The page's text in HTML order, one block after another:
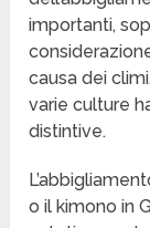
importanti,
causa dei
varie culture
distintive.
o il kimono in